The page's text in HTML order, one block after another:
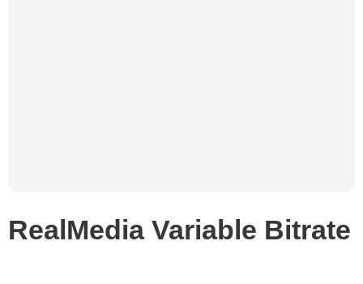
RealMedia Variable Bitrate